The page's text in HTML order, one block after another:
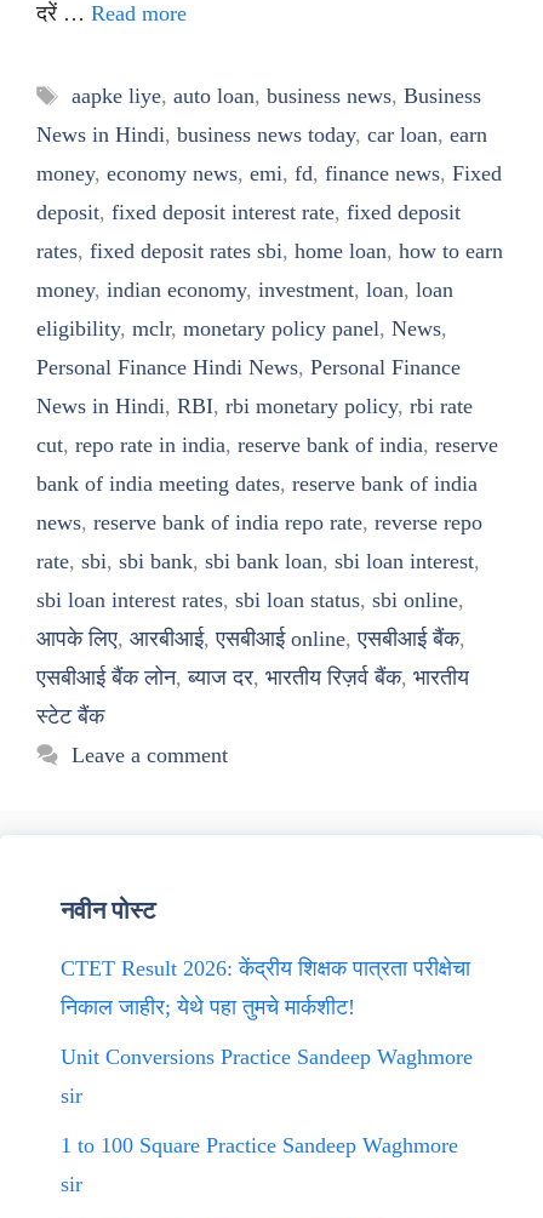
दरें … Read more
Tags
aapke liye, auto loan, business news, Business
News in Hindi, business news today, car loan, earn
money, economy news, emi, fd, finance news, Fixed
deposit, fixed deposit interest rate, fixed deposit
rates, fixed deposit rates sbi, home loan, how to earn
money, indian economy, investment, loan, loan
eligibility, mclr, monetary policy panel, News,
Personal Finance Hindi News, Personal Finance
News in Hindi, RBI, rbi monetary policy, rbi rate
cut, repo rate in india, reserve bank of india, reserve
bank of india meeting dates, reserve bank of india
news, reserve bank of india repo rate, reverse repo
rate, sbi, sbi bank, sbi bank loan, sbi loan interest,
sbi loan interest rates, sbi loan status, sbi online,
आपके लिए, आरबीआई,एसबीआई online,एसबीआई बैंक,
एसबीआई बैंक लोन,ब्याज दर, भारतीय रिज़र्व बैंक, भारतीय
स्टेट बैंक
Leave a comment
नवीन पोस्ट
CTET Result 2026: केंद्रीय शिक्षक पात्रता परीक्षेचा
निकाल जाहीर; येथे पहा तुमचे मार्कशीट!
Unit Conversions Practice Sandeep Waghmore
sir
1 to 100 Square Practice Sandeep Waghmore
sir